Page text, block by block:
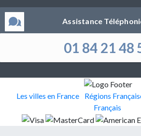
Assistance
01 84 21 48
Les villes en France Régions
Français